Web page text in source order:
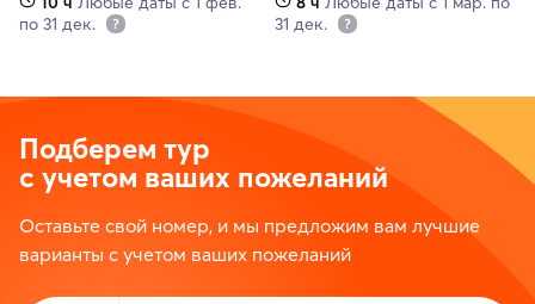
по 31 дек.
31 дек.
Подберем тур
с учетом ваших пожеланий
Оставьте свой номер, и мы предложим вам лучшие
варианты с учетом ваших пожеланий